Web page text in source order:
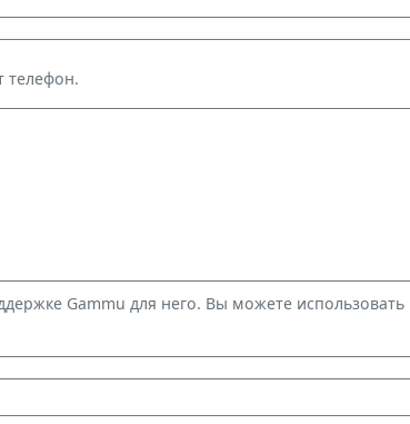
телефон.
Gammu для него. Вы можете использовать